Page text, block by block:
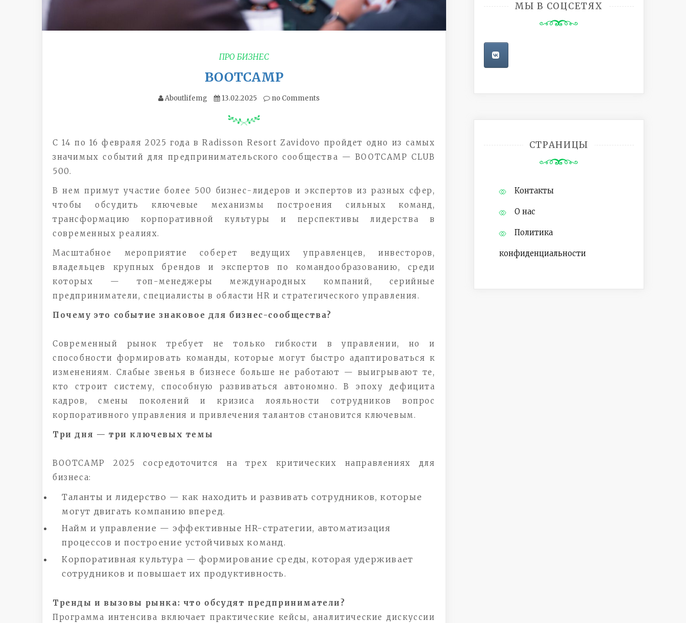
ПРО БИЗНЕС
BOOTCAMP
Aboutlifemg 13.02.2025 no Comments
С 14 по 16 февраля 2025 года в Radisson Resort Zavidovo пройдет одно из самых
значимых событий для предпринимательского сообщества — BOOTCAMP CLUB
500.
В нем примут участие более 500 бизнес-лидеров и экспертов из разных сфер,
чтобы обсудить ключевые механизмы построения сильных команд,
трансформацию корпоративной культуры и перспективы лидерства в
современных реалиях.
Масштабное мероприятие соберет ведущих управленцев, инвесторов,
владельцев крупных брендов и экспертов по командообразованию, среди
которых — топ-менеджеры международных компаний, серийные
предприниматели, специалисты в области HR и стратегического управления.
Почему это событие знаковое для бизнес-сообщества?
Современный рынок требует не только гибкости в управлении, но и
способности формировать команды, которые могут быстро адаптироваться к
изменениям. Слабые звенья в бизнесе больше не работают — выигрывают те,
кто строит систему, способную развиваться автономно. В эпоху дефицита
кадров, смены поколений и кризиса лояльности сотрудников вопрос
корпоративного управления и привлечения талантов становится ключевым.
Три дня — три ключевых темы
BOOTCAMP 2025 сосредоточится на трех критических направлениях для
бизнеса:
Таланты и лидерство — как находить и развивать сотрудников, которые
могут двигать компанию вперед.
Найм и управление — эффективные HR-стратегии, автоматизация
процессов и построение устойчивых команд.
Корпоративная культура — формирование среды, которая удерживает
сотрудников и повышает их продуктивность.
Тренды и вызовы рынка: что обсудят предприниматели?
Программа интенсива включает практические кейсы, аналитические дискуссии
МЫ В СОЦСЕТЯХ
СТРАНИЦЫ
Контакты
О нас
Политика
конфиденциальности